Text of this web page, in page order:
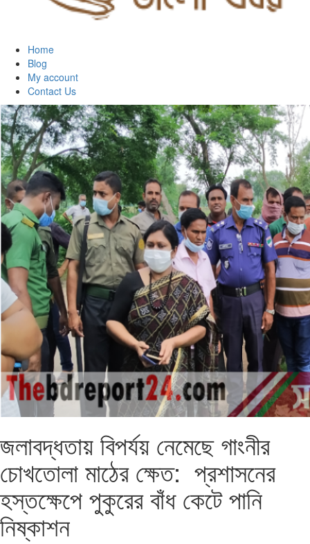
Home
Blog
My account
Contact Us
জলাবদ্ধতায় বিপর্যয় নেমেছে গাংনীর
চোখতোলা মাঠের ক্ষেত: প্রশাসনের
হস্তক্ষেপে পুকুরের বাঁধ কেটে পানি
নিষ্কাশন